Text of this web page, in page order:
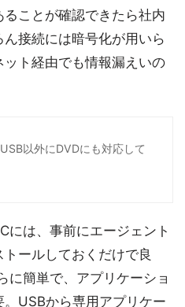
ことが確認できたら社内
接続には暗号化が用いら
ト経由でも情報漏えいの
以外にDVDにも対応して
には、事前にエージェント
ールしておくだけで良
に簡単で、アプリケーショ
USBから専用アプリケー